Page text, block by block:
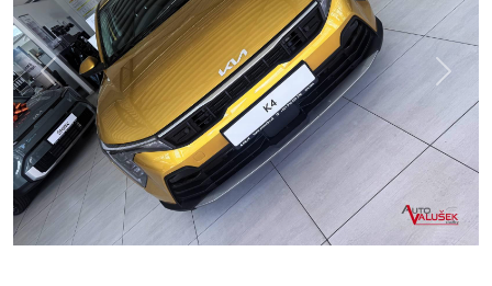
Předchozí Další